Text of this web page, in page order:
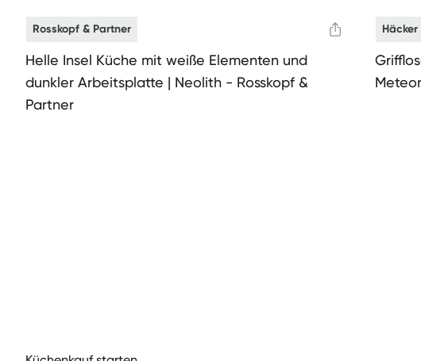
Rosskopf & Partner
Helle Insel Küche mit weiße Elementen und
dunkler Arbeitsplatte | Neolith - Rosskopf &
Partner
Häcker